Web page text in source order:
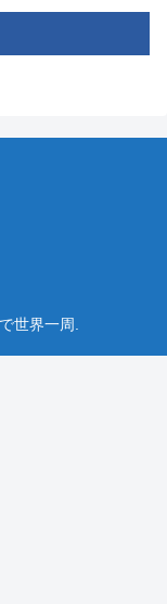
世界一周.